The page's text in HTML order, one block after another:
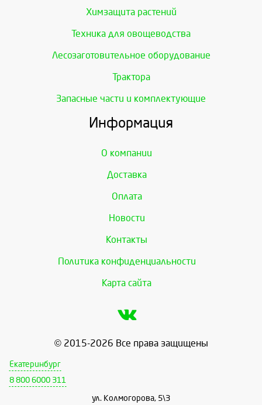
Химзащита растений
Техника для овощеводства
Лесозаготовительное оборудование
Трактора
Запасные части и комплектующие
Информация
О компании
Доставка
Оплата
Новости
Контакты
Политика конфиденциальности
Карта сайта
© 2015-2026 Все права защищены
Екатеринбург
8 800 6000 311
ул. Колмогорова, 5\3